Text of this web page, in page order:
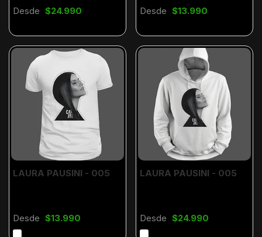
Desde $24.990 Desde $13.990
LAURA PAUSINI - 005
Desde $13.990
LAURA PAUSINI - 005
Desde $24.990